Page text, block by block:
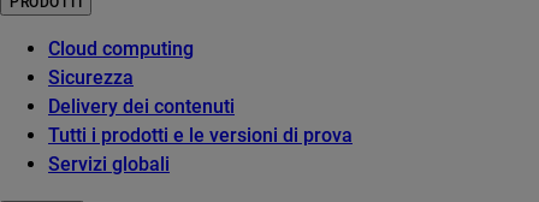
Cloud computing
Sicurezza
Delivery dei contenuti
Tutti i prodotti e le versioni di prova
Servizi globali